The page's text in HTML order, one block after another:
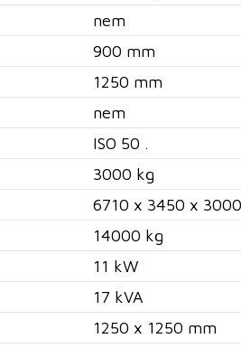
nem
900 mm
1250 mm
nem
ISO 50 .
3000 kg
6710 x 3450 x
14000 kg
11 kW
17 kVA
1250 x 1250 mm